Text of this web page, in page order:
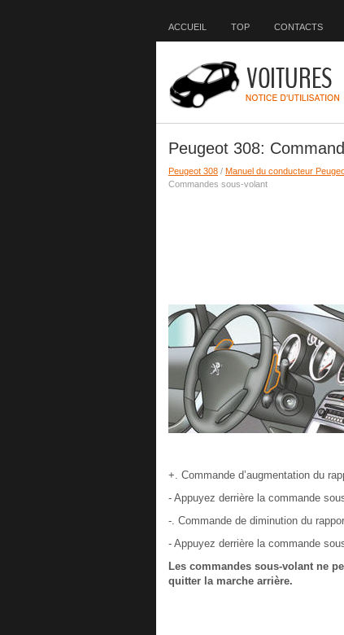
ACCUEIL TOP CONTACTS
Peugeot 308:
Peugeot 308 / Manuel du conducteur
Commandes sous-volant
+. Commande d’augmentation du
- Appuyez derrière la commande
-. Commande de diminution du
- Appuyez derrière la commande
Les commandes sous-volant ne
quitter la marche arrière.